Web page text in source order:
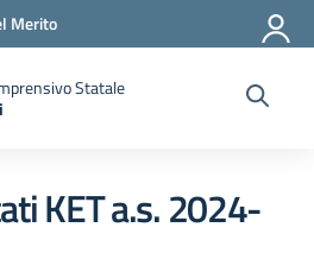
Merito
Statale
KET a.s. 2024-